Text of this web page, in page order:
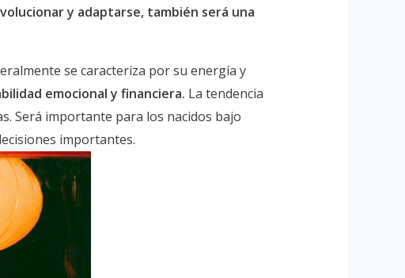
y adaptarse, también será una
se caracteriza por su energía y
emocional y financiera. La tendencia
Será importante para los nacidos bajo
importantes.